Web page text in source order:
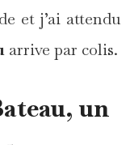
et j’ai attendu
arrive par colis.
un